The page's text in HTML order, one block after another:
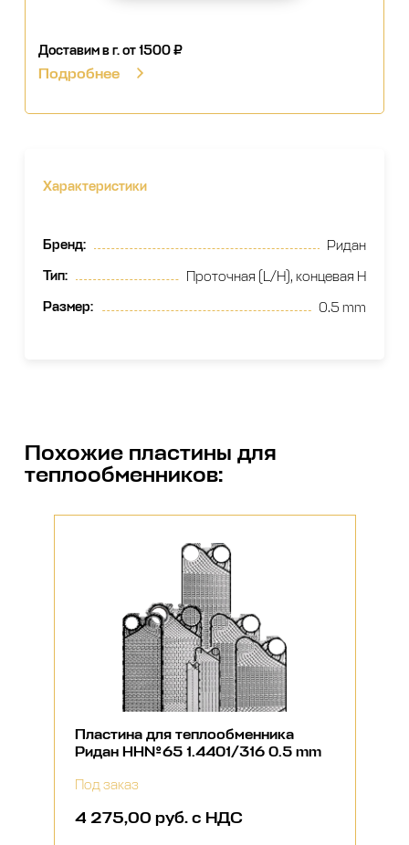
Доставим в г.от 1500 ₽
Подробнее
Характеристики
Бренд: Ридан
Тип: Проточная (L/H), концевая H
Размер: 0.5 mm
Похожие пластины для
теплообменников:
Пластина для теплообменника
Ридан НН№65 1.4401/316 0.5 mm
Под заказ
4 275,00 руб. с НДС